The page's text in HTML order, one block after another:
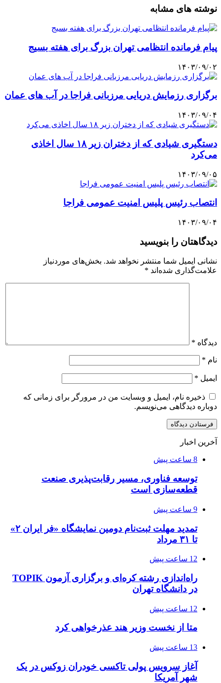
نوشته های مشابه
پیام فرمانده انتظامی تهران بزرگ برای هفته بسیج
۱۴۰۳/۰۹/۰۲
برگزاری رزمایش دریایی مرزبانی فراجا در آب های عمان
۱۴۰۳/۰۹/۰۴
دستگیری شیادی که از دختران زیر ۱۸ سال اخاذی
می‌کرد
۱۴۰۳/۰۹/۰۵
انتصاب رئیس پلیس امنیت عمومی فراجا
۱۴۰۳/۰۹/۰۴
دیدگاهتان را بنویسید
نشانی ایمیل شما منتشر نخواهد شد. بخش‌های موردنیاز
علامت‌گذاری شده‌اند *
دیدگاه *
نام *
ایمیل *
ذخیره نام، ایمیل و وبسایت من در مرورگر برای زمانی که
دوباره دیدگاهی می‌نویسم.
آخرین اخبار
8 ساعت پیش
توسعه فناوری، مسیر رقابت‌پذیری صنعت
قطعه‌سازی است
9 ساعت پیش
تمدید مهلت ثبت‌نام دومین نمایشگاه «فر ایران ۲»
تا ۳۱ مرداد
12 ساعت پیش
راه‌اندازی رشته کره‌ای و برگزاری آزمون TOPIK
در دانشگاه تهران
12 ساعت پیش
متا از نخست وزیر هند عذرخواهی کرد
13 ساعت پیش
آغاز سرویس پولی تاکسی خودران زوکس در یک
شهر آمریکا